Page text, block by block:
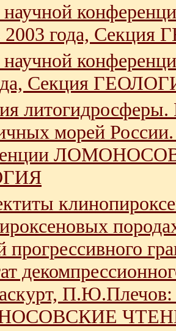
научной
2003 года,
научной
Секция
литогидросферы.
морей
прогрессивного
П.Ю.Плечов: